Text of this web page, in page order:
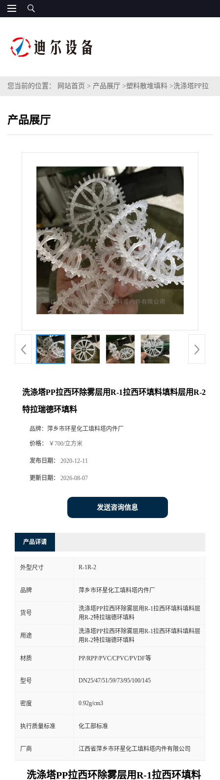
您当前的位置： 网站首页 > 产品展厅 >塑料散堆填料 >洗涤塔PP拉
产品展厅
洗涤塔PP拉西环除雾层用R-1拉西环填料填料层用R-2
特拉瑞德环填料
品牌： 萍乡市环星化工填料塔内件厂
价格： ￥700/立方米
发布日期： 2020-12-11
更新日期： 2026-08-07
发送咨询信息
产品详请
外型尺寸 R-1R-2
品牌 萍乡市环星化工填料塔内件厂
货号
洗涤塔PP拉西环除雾层用R-1拉西环填料填料层
用R-2特拉瑞德环填料
用途
洗涤塔PP拉西环除雾层用R-1拉西环填料填料层
用R-2特拉瑞德环填料
材质 PP/RPP/PVC/CPVC/PVDF等
型号 DN25/47/51/59/73/95/100/145
密度 0.92g/cm3
执行质量标准 化工部标准
厂商 江西省萍乡市环星化工填料塔内件有限公司
洗涤塔PP拉西环除雾层用R-1拉西环填料